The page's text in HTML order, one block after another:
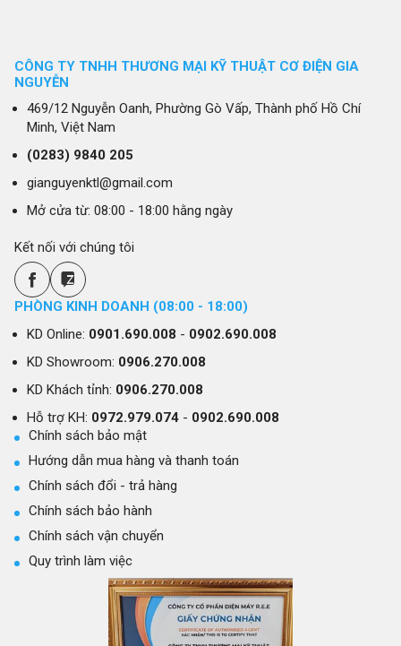
CÔNG TY TNHH THƯƠNG MẠI KỸ THUẬT CƠ ĐIỆN GIA
NGUYỄN
469/12 Nguyễn Oanh, Phường Gò Vấp, Thành phố Hồ Chí
Minh, Việt Nam
(0283) 9840 205
gianguyenktl@gmail.com
Mở cửa từ: 08:00 - 18:00 hằng ngày
Kết nối với chúng tôi
PHÒNG KINH DOANH (08:00 - 18:00)
KD Online: 0901.690.008 - 0902.690.008
KD Showroom: 0906.270.008
KD Khách tỉnh: 0906.270.008
Hỗ trợ KH: 0972.979.074- 0902.690.008
Chính sách bảo mật
Hướng dẫn mua hàng và thanh toán
Chính sách đổi - trả hàng
Chính sách bảo hành
Chính sách vận chuyển
Quy trình làm việc